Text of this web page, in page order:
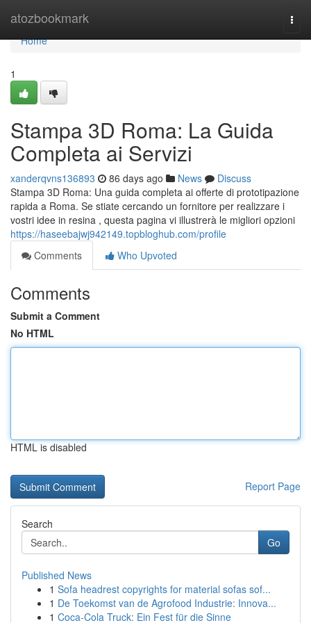
atozbookmark
Home
Home
1
Stampa 3D Roma: La Guida
Completa ai Servizi
xanderqvns136893 86 days ago News
Discuss
Stampa 3D Roma: Una guida completa ai offerte di prototipazione
rapida a Roma. Se stiate cercando un fornitore per realizzare i
vostri idee in resina , questa pagina vi illustrerà le migliori opzioni
https://haseebajwj942149.topbloghub.com/profile
Comments
Who Upvoted
Comments
Submit a Comment
No HTML
HTML is disabled
Report Page
Search
Go
Published News
1 Sofa headrest copyrights for material sofas sof...
1 De Toekomst van de Agrofood Industrie: Innova...
1 Coca-Cola Truck: Ein Fest für die Sinne